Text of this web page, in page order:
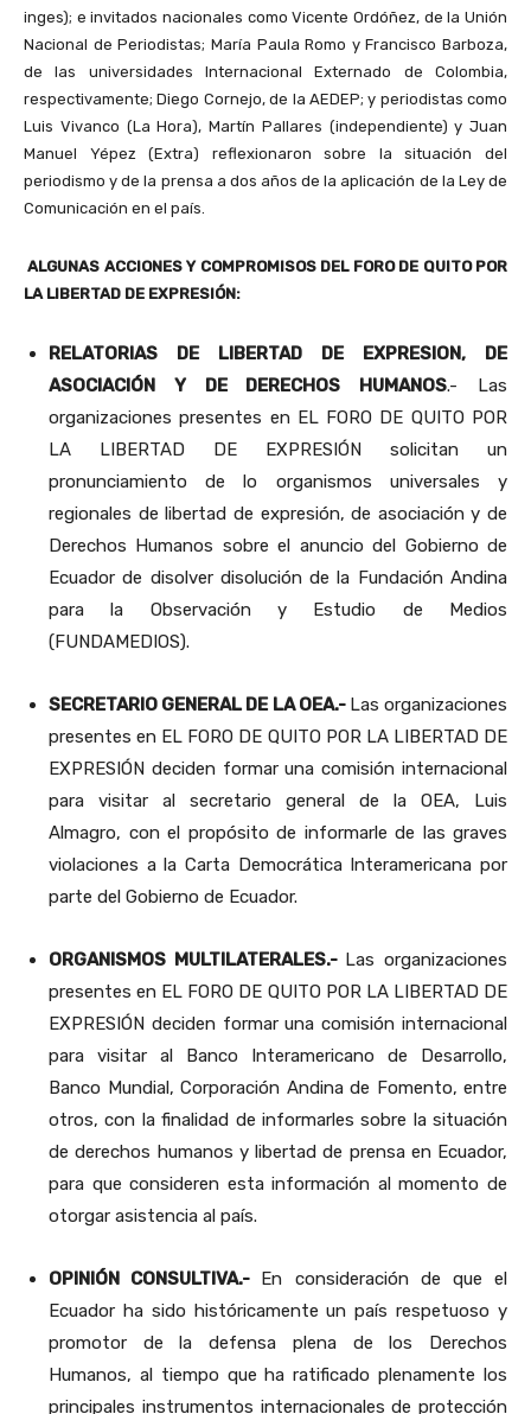
inges); e invitados nacionales como Vicente Ordóñez, de la Unión
Nacional de Periodistas; María Paula Romo y Francisco Barboza,
de las universidades Internacional Externado de Colombia,
respectivamente; Diego Cornejo, de la AEDEP; y periodistas como
Luis Vivanco (La Hora), Martín Pallares (independiente) y Juan
Manuel Yépez (Extra) reflexionaron sobre la situación del
periodismo y de la prensa a dos años de la aplicación de la Ley de
Comunicación en el país.
ALGUNAS ACCIONES Y COMPROMISOS DEL FORO DE QUITO POR
LA LIBERTAD DE EXPRESIÓN:
RELATORIAS DE LIBERTAD DE EXPRESION, DE
ASOCIACIÓN Y DE DERECHOS HUMANOS.- Las
organizaciones presentes en EL FORO DE QUITO POR
LA LIBERTAD DE EXPRESIÓN solicitan un
pronunciamiento de lo organismos universales y
regionales de libertad de expresión, de asociación y de
Derechos Humanos sobre el anuncio del Gobierno de
Ecuador de disolver disolución de la Fundación Andina
para la Observación y Estudio de Medios
(FUNDAMEDIOS).
SECRETARIO GENERAL DE LA OEA.- Las organizaciones
presentes en EL FORO DE QUITO POR LA LIBERTAD DE
EXPRESIÓN deciden formar una comisión internacional
para visitar al secretario general de la OEA, Luis
Almagro, con el propósito de informarle de las graves
violaciones a la Carta Democrática Interamericana por
parte del Gobierno de Ecuador.
ORGANISMOS MULTILATERALES.- Las organizaciones
presentes en EL FORO DE QUITO POR LA LIBERTAD DE
EXPRESIÓN deciden formar una comisión internacional
para visitar al Banco Interamericano de Desarrollo,
Banco Mundial, Corporación Andina de Fomento, entre
otros, con la finalidad de informarles sobre la situación
de derechos humanos y libertad de prensa en Ecuador,
para que consideren esta información al momento de
otorgar asistencia al país.
OPINIÓN CONSULTIVA.- En consideración de que el
Ecuador ha sido históricamente un país respetuoso y
promotor de la defensa plena de los Derechos
Humanos, al tiempo que ha ratificado plenamente los
principales instrumentos internacionales de protección